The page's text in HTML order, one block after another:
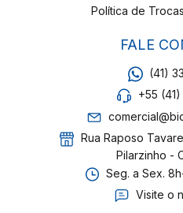
Política de
FALE
(41)
+55 (41)
Rua Raposo
Pilarzinho -
Seg. a Sex.
Visite o